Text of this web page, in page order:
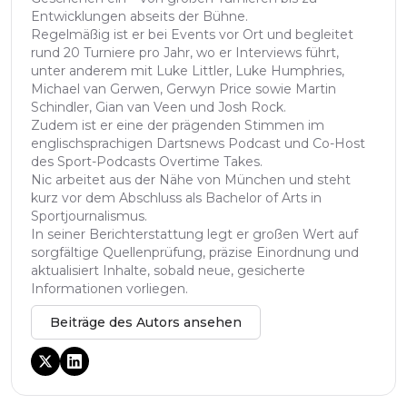
Entwicklungen abseits der Bühne.
Regelmäßig ist er bei Events vor Ort und begleitet
rund 20 Turniere pro Jahr, wo er Interviews führt,
unter anderem mit Luke Littler, Luke Humphries,
Michael van Gerwen, Gerwyn Price sowie Martin
Schindler, Gian van Veen und Josh Rock.
Zudem ist er eine der prägenden Stimmen im
englischsprachigen Dartsnews Podcast und Co-Host
des Sport-Podcasts Overtime Takes.
Nic arbeitet aus der Nähe von München und steht
kurz vor dem Abschluss als Bachelor of Arts in
Sportjournalismus.
In seiner Berichterstattung legt er großen Wert auf
sorgfältige Quellenprüfung, präzise Einordnung und
aktualisiert Inhalte, sobald neue, gesicherte
Informationen vorliegen.
Beiträge des Autors ansehen